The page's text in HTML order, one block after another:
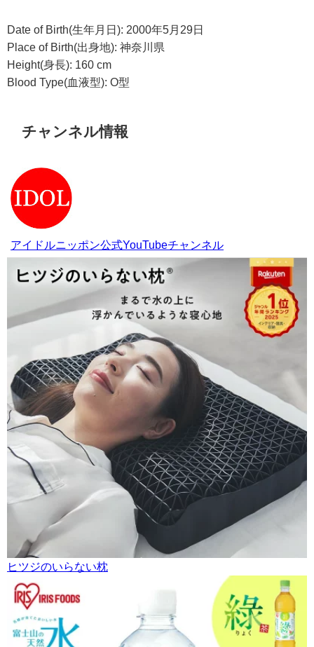
Date of Birth(生年月日): 2000年5月29日
Place of Birth(出身地): 神奈川県
Height(身長): 160 cm
Blood Type(血液型): O型
チャンネル情報
アイドルニッポン公式YouTubeチャンネル
ヒツジのいらない枕